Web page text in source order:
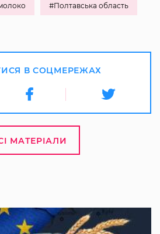
#Полтавська область
В СОЦМЕРЕЖАХ
МАТЕРІАЛИ